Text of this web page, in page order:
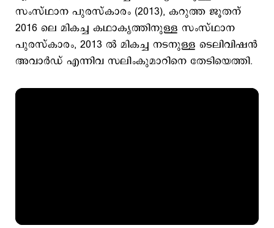
സംസ്ഥാന പുരസ്കാരം (2013), കറുത്ത ജൂതന്
2016 ലെ മികച്ച കഥാകൃത്തിനുള്ള സംസ്ഥാന
പുരസ്കാരം, 2013 ല്‍ മികച്ച നടനുള്ള ടെലിവിഷന്‍
അവാര്‍ഡ് എന്നിവ സലിംകുമാറിനെ തേടിയെത്തി.